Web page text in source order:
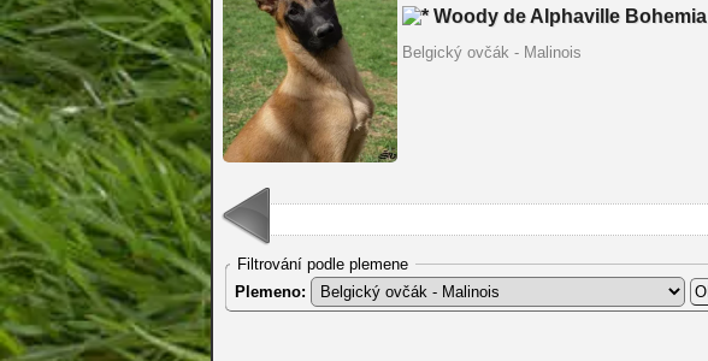
Woody de Alphaville Bohemia
Belgický ovčák - Malinois
Filtrování podle plemene
Plemeno: